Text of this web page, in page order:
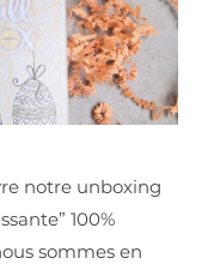
notre unboxing
100%
sommes en